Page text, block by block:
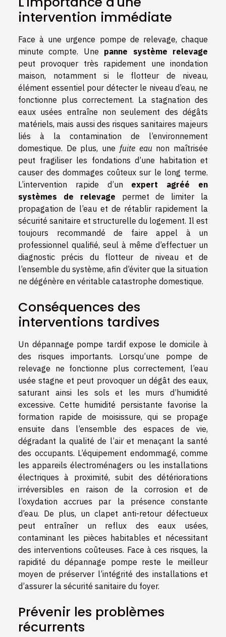
intervention immédiate
Face à une urgence pompe de relevage, chaque
minute compte. Une panne système relevage
peut provoquer très rapidement une inondation
maison, notamment si le flotteur de niveau,
élément essentiel pour détecter le niveau d’eau, ne
fonctionne plus correctement. La stagnation des
eaux usées entraîne non seulement des dégâts
matériels, mais aussi des risques sanitaires majeurs
liés à la contamination de l’environnement
domestique. De plus, une fuite eaunon maîtrisée
peut fragiliser les fondations d’une habitation et
causer des dommages coûteux sur le long terme.
L’intervention rapide d’un expert agréé en
systèmes de relevage permet de limiter la
propagation de l’eau et de rétablir rapidement la
sécurité sanitaire et structurelle du logement. Il est
toujours recommandé de faire appel à un
professionnel qualifié, seul à même d’effectuer un
diagnostic précis du flotteur de niveau et de
l’ensemble du système, afin d’éviter que la situation
ne dégénère en véritable catastrophe domestique.
Conséquences des
interventions tardives
Un dépannage pompe tardif expose le domicile à
des risques importants. Lorsqu’une pompe de
relevage ne fonctionne plus correctement, l’eau
usée stagne et peut provoquer un dégât des eaux,
saturant ainsi les sols et les murs d’humidité
excessive. Cette humidité persistante favorise la
formation rapide de moisissure, qui se propage
ensuite dans l’ensemble des espaces de vie,
dégradant la qualité de l’air et menaçant la santé
des occupants. L’équipement endommagé, comme
les appareils électroménagers ou les installations
électriques à proximité, subit des détériorations
irréversibles en raison de la corrosion et de
l’oxydation accrues par la présence constante
d’eau. De plus, un clapet anti-retour défectueux
peut entraîner un reflux des eaux usées,
contaminant les pièces habitables et nécessitant
des interventions coûteuses. Face à ces risques, la
rapidité du dépannage pompe reste le meilleur
moyen de préserver l’intégrité des installations et
d’assurer la sécurité sanitaire du foyer.
Prévenir les problèmes
récurrents